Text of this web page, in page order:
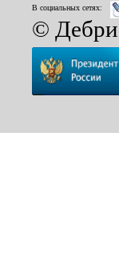
В социальных сетях:
©